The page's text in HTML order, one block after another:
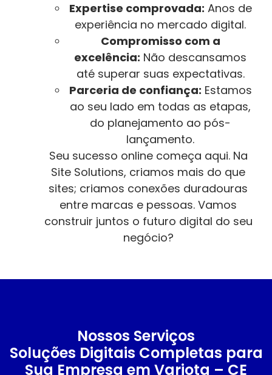
Expertise comprovada: Anos de
experiência no mercado digital.
Compromisso com a
excelência: Não descansamos
até superar suas expectativas.
Parceria de confiança: Estamos
ao seu lado em todas as etapas,
do planejamento ao pós-
lançamento.
Seu sucesso online começa aqui. Na
Site Solutions, criamos mais do que
sites; criamos conexões duradouras
entre marcas e pessoas. Vamos
construir juntos o futuro digital do seu
negócio?
Nossos Serviços
Soluções Digitais Completas para
Sua Empresa em Varjota – CE